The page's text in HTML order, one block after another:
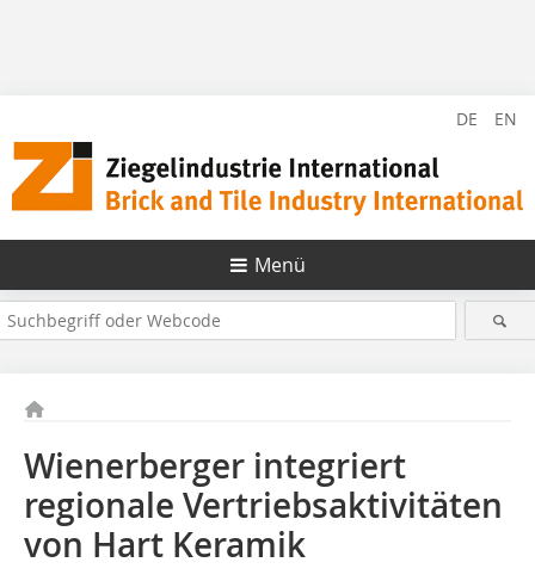
DE EN
Menü
Wienerberger integriert
regionale Vertriebsaktivitäten
von Hart Keramik